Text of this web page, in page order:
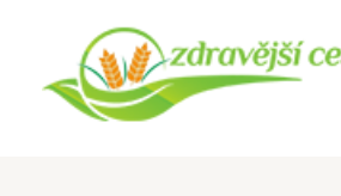
obsah